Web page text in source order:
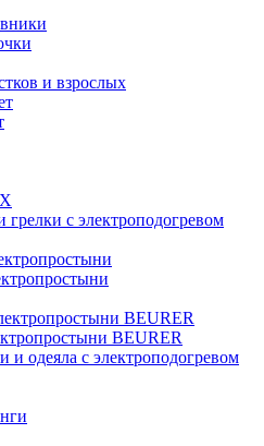
и взрослых
с электроподогревом
BEURER
BEURER
и одеяла с электроподогревом